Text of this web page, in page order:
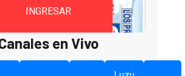
INGRESAR
en Vivo